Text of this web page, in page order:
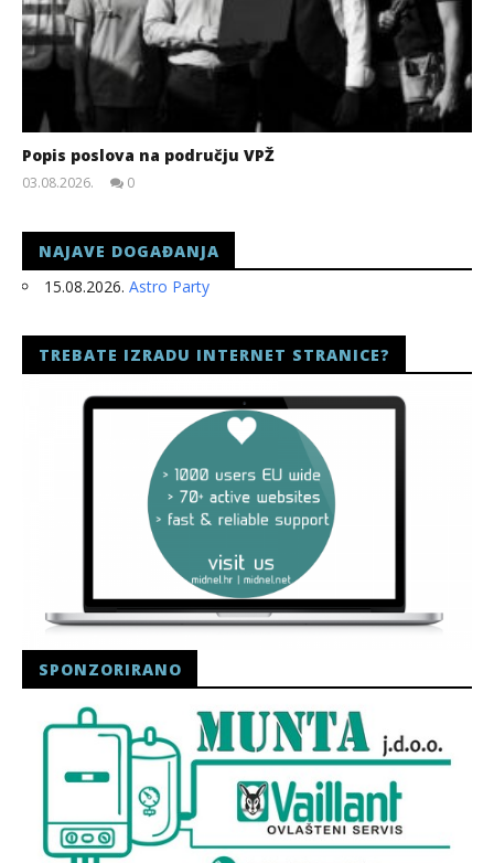
Popis poslova na području VPŽ
03.08.2026.
0
NAJAVE DOGAĐANJA
15.08.2026. Astro Party
TREBATE IZRADU INTERNET STRANICE?
SPONZORIRANO